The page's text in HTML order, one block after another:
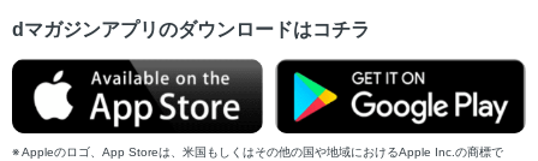
dマガジンアプリのダウンロードはコチラ
Appleのロゴ、App Storeは、米国もしくはその他の国や地域におけるApple Inc.の商標で